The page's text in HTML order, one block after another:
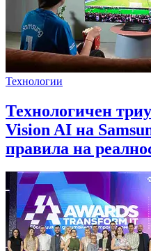
Технологии
Технологичен
Vision AI на
правила на